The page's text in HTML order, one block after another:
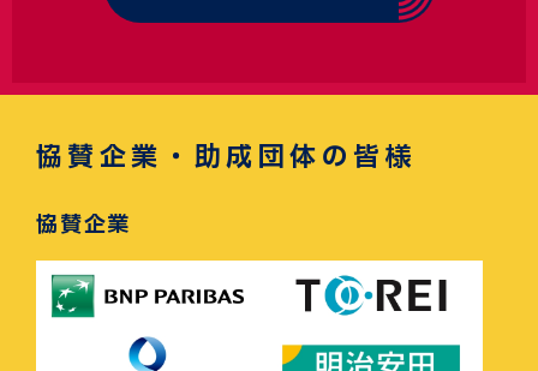
協賛企業・助成団体の皆様
協賛企業